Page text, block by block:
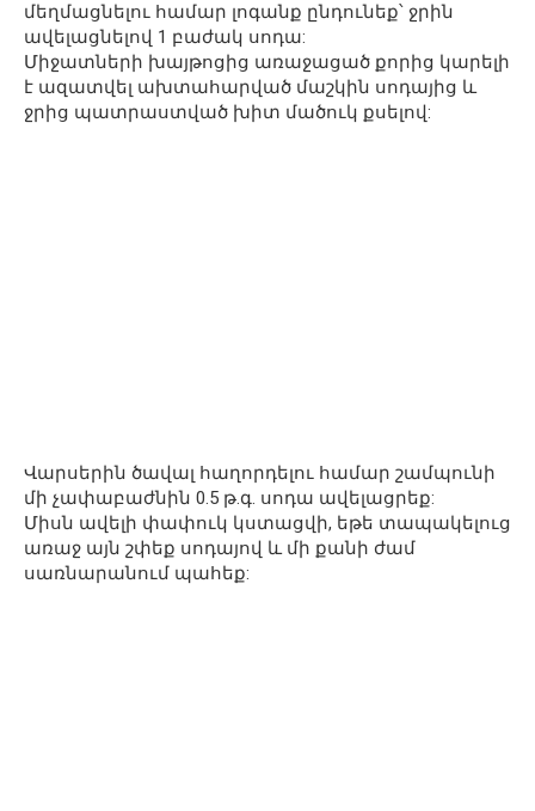
մեղմացնելու համար լոգանք ընդունեք՝ ջրին
ավելացնելով 1 բաժակ սոդա:
Միջատների խայթոցից առաջացած քորից կարելի
է ազատվել ախտահարված մաշկին սոդայից և
ջրից պատրաստված խիտ մածուկ քսելով:
Վարսերին ծավալ հաղորդելու համար շամպունի
մի չափաբաժնին 0.5 թ.գ. սոդա ավելացրեք:
Միսն ավելի փափուկ կստացվի, եթե տապակելուց
առաջ այն շփեք սոդայով և մի քանի ժամ
սառնարանում պահեք: